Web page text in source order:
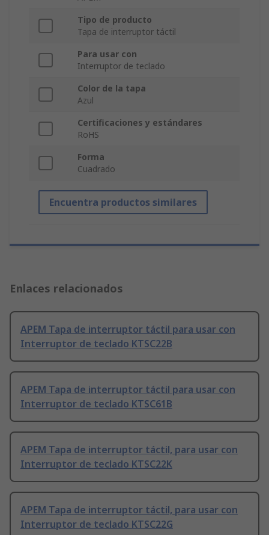
Tipo de producto
Tapa de interruptor táctil
Para usar con
Interruptor de teclado
Color de la tapa
Azul
Certificaciones y estándares
RoHS
Forma
Cuadrado
Encuentra productos similares
Enlaces relacionados
APEM Tapa de interruptor táctil para usar con
Interruptor de teclado KTSC22B
APEM Tapa de interruptor táctil para usar con
Interruptor de teclado KTSC61B
APEM Tapa de interruptor táctil, para usar con
Interruptor de teclado KTSC22K
APEM Tapa de interruptor táctil, para usar con
Interruptor de teclado KTSC22G